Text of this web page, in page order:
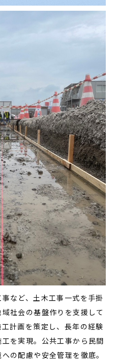
など、土木工事一式を手掛
社会の基盤作りを支援して
計画を策定し、長年の経験
を実現。公共工事から民間
の配慮や安全管理を徹底。